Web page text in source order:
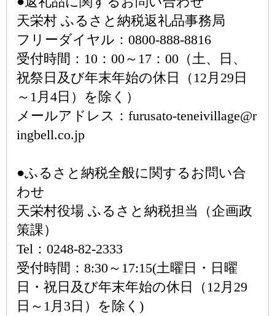
天栄村 ふるさと納税返礼品事務局
フリーダイヤル：0800-888-8816
受付時間：10：00～17：00（土、日、
祝祭日及び年末年始の休日（12月29日
～1月4日）を除く）
メールアドレス：furusato-teneivillage@r
ingbell.co.jp
●ふるさと納税全般に関するお問い合
わせ
天栄村役場 ふるさと納税担当（企画政
策課）
Tel：0248-82-2333
受付時間：8:30～17:15(土曜日・日曜
日・祝日及び年末年始の休日（12月29
日～1月3日）を除く)